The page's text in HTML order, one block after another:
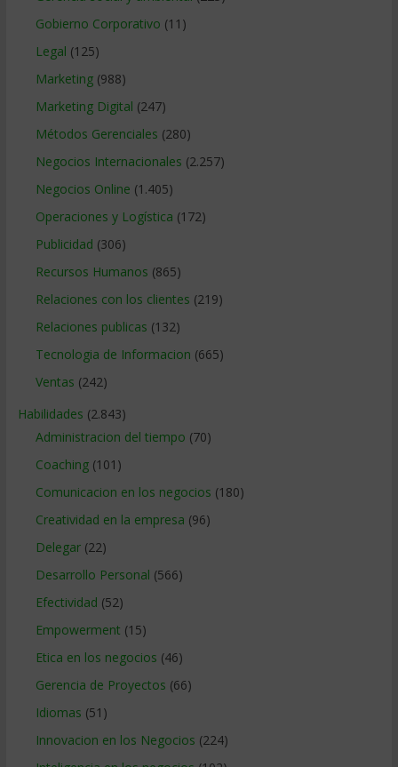
Gobierno Corporativo (11)
Legal (125)
Marketing(988)
Marketing Digital (247)
Métodos Gerenciales (280)
Negocios Internacionales (2.257)
Negocios Online (1.405)
Operaciones y Logística (172)
Publicidad (306)
Recursos Humanos (865)
Relaciones con los clientes (219)
Relaciones publicas (132)
Tecnologia de Informacion (665)
Ventas (242)
Habilidades (2.843)
Administracion del tiempo (70)
Coaching(101)
Comunicacion en los negocios (180)
Creatividad en la empresa (96)
Delegar(22)
Desarrollo Personal (566)
Efectividad (52)
Empowerment (15)
Etica en los negocios (46)
Gerencia de Proyectos (66)
Idiomas (51)
Innovacion en los Negocios (224)